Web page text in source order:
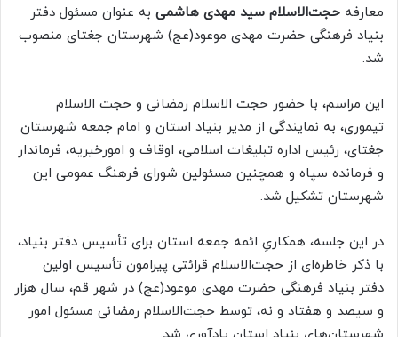
معارفه حجت‌الاسلام سید مهدی هاشمی به عنوان مسئول دفتر
بنیاد فرهنگی حضرت مهدی موعود(عج) شهرستان جغتای منصوب
شد.
این مراسم، با حضور حجت الاسلام رمضانی و حجت الاسلام
تیموری، به نمایندگی از مدیر بنیاد استان و امام جمعه شهرستان
جغتای، رئیس اداره تبلیغات اسلامی، اوقاف و امورخیریه، فرماندار
و فرمانده سپاه و همچنین مسئولین شورای فرهنگ عمومی این
شهرستان تشکیل شد.
در این جلسه، همکاریِ ائمه جمعه استان برای تأسیس دفتر بنیاد،
با ذکر خاطره‌ای از حجت‌الاسلام قرائتی پیرامون تأسیس اولین
دفتر بنیاد فرهنگی حضرت مهدی موعود(عج) در شهر قم، سال هزار
و سیصد و هفتاد و نه، توسط حجت‌الاسلام رمضانی مسئول امور